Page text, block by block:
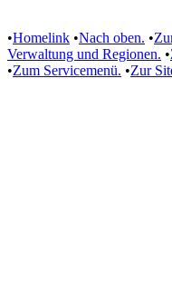
•Homelink •Nach oben. •
Verwaltung und Regionen. •
•Zum Servicemenü. •Zur